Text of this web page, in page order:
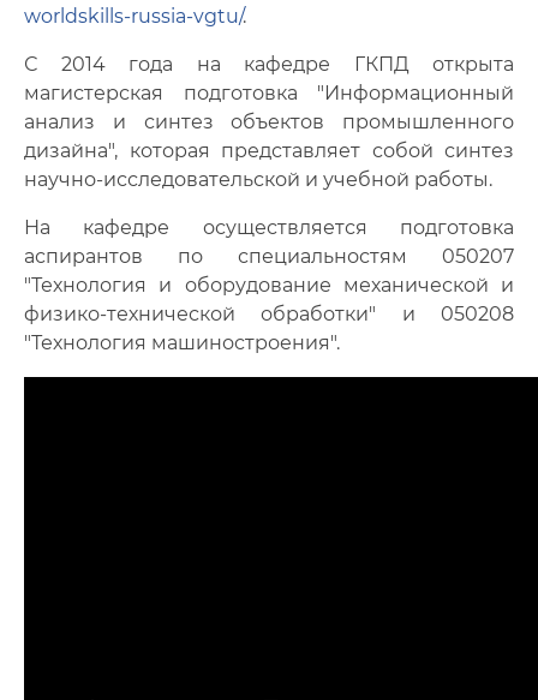
worldskills-russia-vgtu/.
С 2014 года на кафедре ГКПД открыта
магистерская подготовка "Информационный
анализ и синтез объектов промышленного
дизайна", которая представляет собой синтез
научно-исследовательской и учебной работы.
На кафедре осуществляется подготовка
аспирантов по специальностям 050207
"Технология и оборудование механической и
физико-технической обработки" и 050208
"Технология машиностроения".